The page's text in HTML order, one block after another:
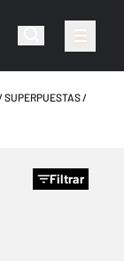
SUPERPUESTAS
Filtrar